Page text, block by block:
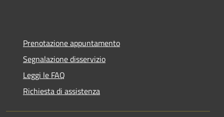
Prenotazione appuntamento
Segnalazione disservizio
Leggi le FAQ
Richiesta di assistenza